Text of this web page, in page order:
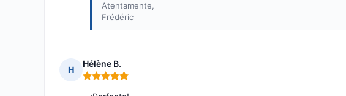
Atentamente,
Frédéric
H
Hélène B.
Nota: 5 de 5